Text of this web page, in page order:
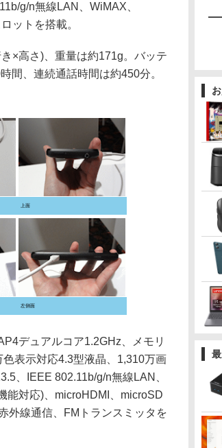
g/n無線LAN、WiMAX、
ットを搭載。
×高さ)、重量は約171g。バッテ
間、連続通話時間は約450分。
上面
左側面
デュアルコア1.2GHz、メモリ
表示対応4.3型液晶、1,310万画
、IEEE 802.11b/g/n無線LAN、
能対応)、microHDMI、microSD
外線通信、FMトランスミッタを